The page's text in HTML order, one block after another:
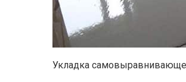
Укладка